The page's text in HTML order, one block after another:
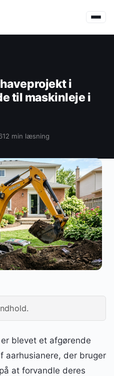
i
til maskinleje i
12 min læsning
blevet et afgørende
der bruger
at forvandle deres